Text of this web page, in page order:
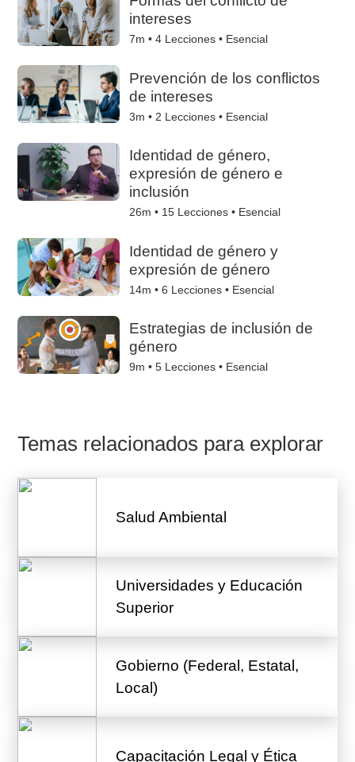
intereses
7m •4 Lecciones • Esencial
Prevención de los conflictos
de intereses
3m • 2 Lecciones • Esencial
Identidad de género,
expresión de género e
inclusión
26m • 15 Lecciones • Esencial
Identidad de género y
expresión de género
14m •6 Lecciones • Esencial
Estrategias de inclusión de
género
9m •5 Lecciones • Esencial
Temas relacionados para explorar
Salud Ambiental
Universidades y Educación
Superior
Gobierno (Federal, Estatal,
Local)
Capacitación Legal y Ética